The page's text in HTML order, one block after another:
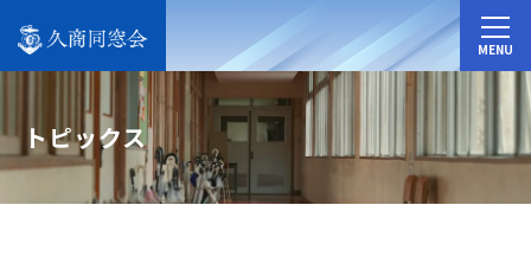
MENU
トピックス